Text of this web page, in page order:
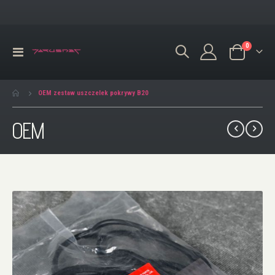
Przełącznik
Koszyk
0produkty/
OEM zestaw uszczelek pokrywy B20
OEM
Przejdź
na
koniec
galerii